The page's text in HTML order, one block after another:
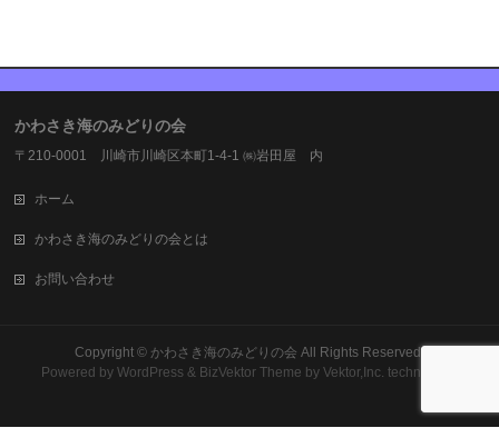
かわさき海のみどりの会
〒210-0001 川崎市川崎区本町1-4-1 ㈱岩田屋 内
ホーム
かわさき海のみどりの会とは
お問い合わせ
Copyright © かわさき海のみどりの会 All Rights Reserved.
Powered byWordPress & BizVektor Theme by Vektor,Inc. technology.